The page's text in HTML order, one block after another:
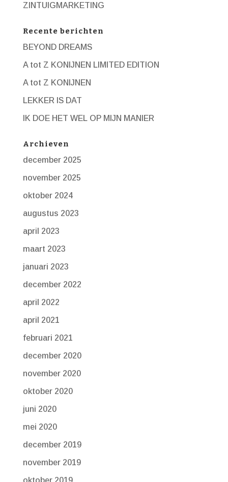
ZINTUIGMARKETING
Recente berichten
BEYOND DREAMS
A tot Z KONIJNEN LIMITED EDITION
A tot Z KONIJNEN
LEKKER IS DAT
IK DOE HET WEL OP MIJN MANIER
Archieven
december 2025
november 2025
oktober 2024
augustus 2023
april 2023
maart 2023
januari 2023
december 2022
april 2022
april 2021
februari 2021
december 2020
november 2020
oktober 2020
juni 2020
mei 2020
december 2019
november 2019
oktober 2019